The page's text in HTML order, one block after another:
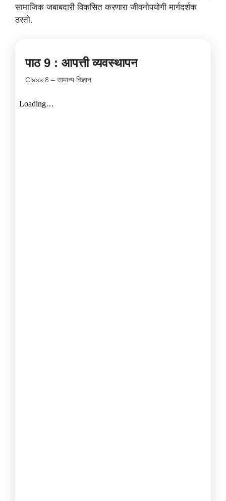
सामाजिक जबाबदारी विकसित करणारा जीवनोपयोगी मार्गदर्शक
ठरतो.
पाठ 9 : आपत्ती व्यवस्थापन
Class 8 – सामान्य विज्ञान